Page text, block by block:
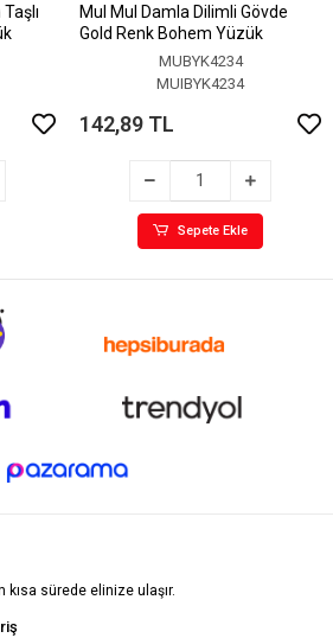
MuI MuI Damla Dilimli Gövde
Gold Renk Bohem Yüzük
MUBYK4234
MUIBYK4234
142,89 TL
Sepete Ekle
kısa sürede elinize ulaşır.